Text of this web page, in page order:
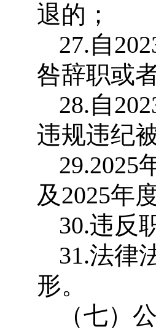
退的；
27.自
咎辞职或
28.自
违规违纪
29.2025
及2025年
30.违反
31.法律
形。
（七）